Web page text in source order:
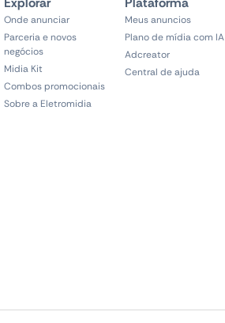
Onde anunciar
Parceria e novos
negócios
Midia Kit
Combos promocionais
Sobre a Eletromidia
Meus anuncios
Plano de mídia com IA
Adcreator
Central de ajuda